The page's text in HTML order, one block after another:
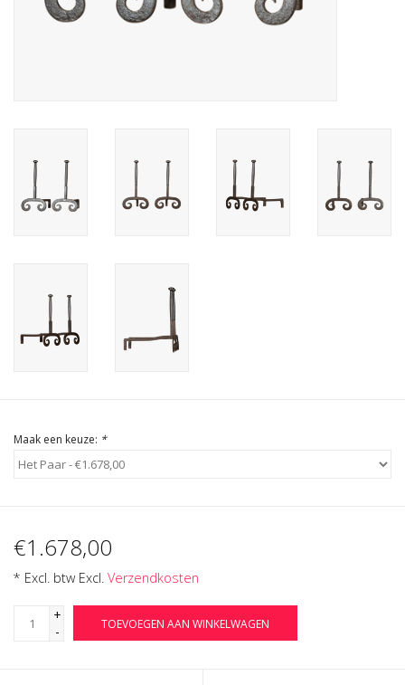
Login
Maak een keuze: *
€1.678,00
* Excl. btw Excl. Verzendkosten
+
-
TOEVOEGEN AAN WINKELWAGEN